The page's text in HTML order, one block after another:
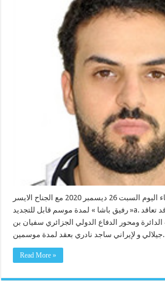
تعاقد النادي الإفريقي مساء اليوم السبت 26 ديسمبر 2020 مع الجناح الايسر
« رفيق باشا » لمدة موسم قابل للتجديدa. ويذكر أن نادي باب الجديد قد تعاقد
ومحور الدفاع الدولي الجزائري سفيان بن
جيلالي و لإيراني ساجد نادري بعقد لمدة موسمين.
Read More »